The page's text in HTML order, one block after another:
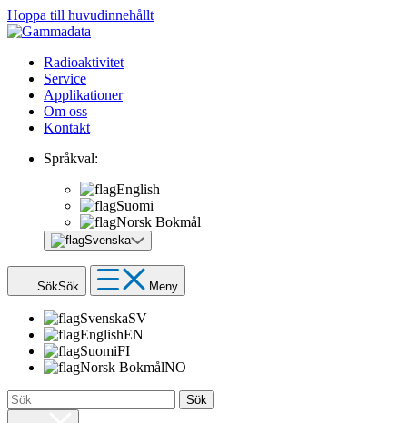
Hoppa till huvudinnehållt
Radioaktivitet
Service
Applikationer
Om oss
Kontakt
Språkval:
English
Suomi
Norsk Bokmål
Svenska
SökSök Meny
SvenskaSV
EnglishEN
SuomiFI
Norsk BokmålNO
Sök